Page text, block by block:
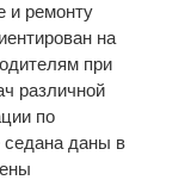
и ремонту
на
при
различной
по
седана даны в